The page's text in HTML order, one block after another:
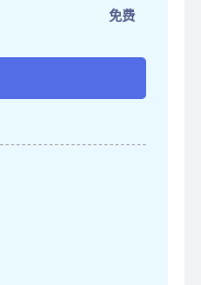
免费